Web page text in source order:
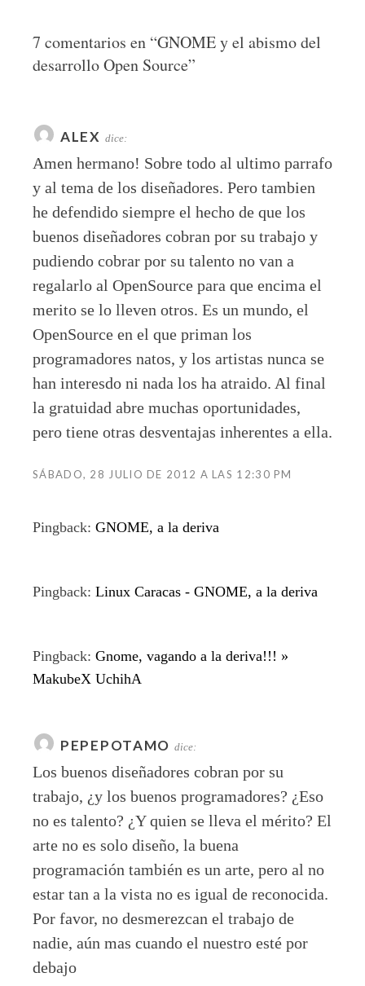
7 comentarios en “GNOME y el abismo del
desarrollo Open Source”
ALEX dice:
Amen hermano! Sobre todo al ultimo parrafo
y al tema de los diseñadores. Pero tambien
he defendido siempre el hecho de que los
buenos diseñadores cobran por su trabajo y
pudiendo cobrar por su talento no van a
regalarlo al OpenSource para que encima el
merito se lo lleven otros. Es un mundo, el
OpenSource en el que priman los
programadores natos, y los artistas nunca se
han interesdo ni nada los ha atraido. Al final
la gratuidad abre muchas oportunidades,
pero tiene otras desventajas inherentes a ella.
SÁBADO, 28 JULIO DE 2012 A LAS 12:30 PM
Pingback: GNOME, a la deriva
Pingback: Linux Caracas - GNOME, a la deriva
Pingback: Gnome, vagando a la deriva!!! »
MakubeX UchihA
PEPEPOTAMO dice:
Los buenos diseñadores cobran por su
trabajo, ¿y los buenos programadores? ¿Eso
no es talento? ¿Y quien se lleva el mérito? El
arte no es solo diseño, la buena
programación también es un arte, pero al no
estar tan a la vista no es igual de reconocida.
Por favor, no desmerezcan el trabajo de
nadie, aún mas cuando el nuestro esté por
debajo